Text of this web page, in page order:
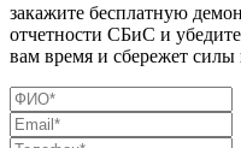
закажите бесплатную
отчетности СБиС и
вам время и сбережет